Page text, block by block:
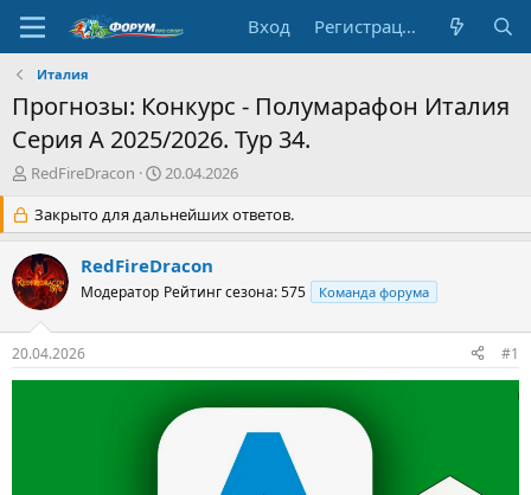
Вход Регистрация
Италия
Прогнозы: Конкурс - Полумарафон Италия
Серия A 2025/2026. Тур 34.
А
т
о
р
т
е
м
RedFireDracon
Д
т
а
а
ч
а
20.04.2026
Закрыто для дальнейших ответов.
RedFireDracon
Модератор Рейтинг сезона: 575 Команда форума
20.04.2026 #1